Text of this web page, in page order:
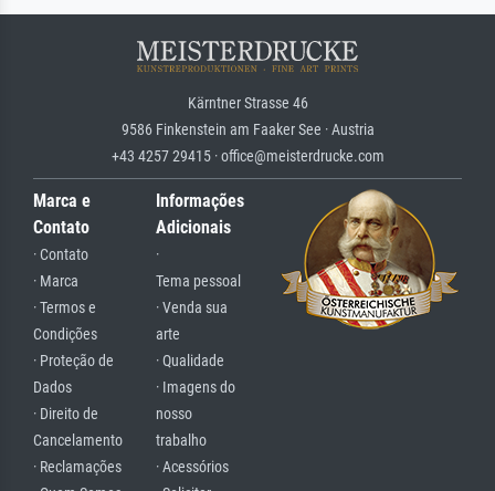
Kärntner Strasse 46
9586 Finkenstein am Faaker See · Austria
+43 4257 29415 · office@meisterdrucke.com
Marca e
Contato
· Contato
· Marca
· Termos e
Condições
· Proteção de
Dados
· Direito de
Cancelamento
· Reclamações
Informações
Adicionais
·
Tema pessoal
· Venda sua
arte
· Qualidade
· Imagens do
nosso
trabalho
· Acessórios